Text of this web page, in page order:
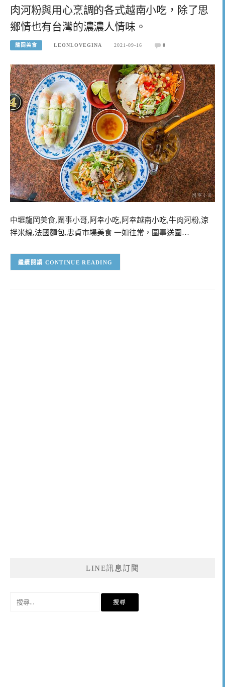
肉河粉與用心烹調的各式越南小吃，除了思
鄉情也有台灣的濃濃人情味。
龍岡美食 LEONLOVEGINA 2021-09-16 0
中壢龍岡美食,圍事小哥,阿幸小吃,阿幸越南小吃,牛肉河粉,涼
拌米線,法國麵包,忠貞市場美食 一如往常，圍事送圍…
CONTINUE READING
LINE訊息訂閱